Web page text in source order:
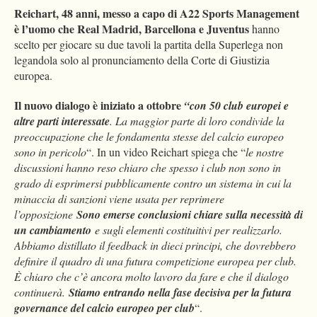
Reichart, 48 anni, messo a capo di A22 Sports Management
è l’uomo che Real Madrid, Barcellona e Juventushanno
scelto per giocare su due tavoli la partita della Superlega non
legandola solo al pronunciamento della Corte di Giustizia
europea.
Il nuovo dialogo è iniziato a ottobre “con 50 club europei e
altre parti interessate. La maggior parte di loro condivide la
preoccupazione che le fondamenta stesse del calcio europeo
sono in pericolo“. In un video Reichart spiega che “le nostre
discussioni hanno reso chiaro che spesso i club non sono in
grado di esprimersi pubblicamente contro un sistema in cui la
minaccia di sanzioni viene usata per reprimere
l’opposizione Sono emerse conclusioni chiare sulla necessità di
un cambiamento e sugli elementi costituitivi per realizzarlo.
Abbiamo distillato il feedback in dieci principi, che dovrebbero
definire il quadro di una futura competizione europea per club.
È chiaro che c’è ancora molto lavoro da fare e che il dialogo
continuerà. Stiamo entrando nella fase decisiva per la futura
governance del calcio europeo per club“.